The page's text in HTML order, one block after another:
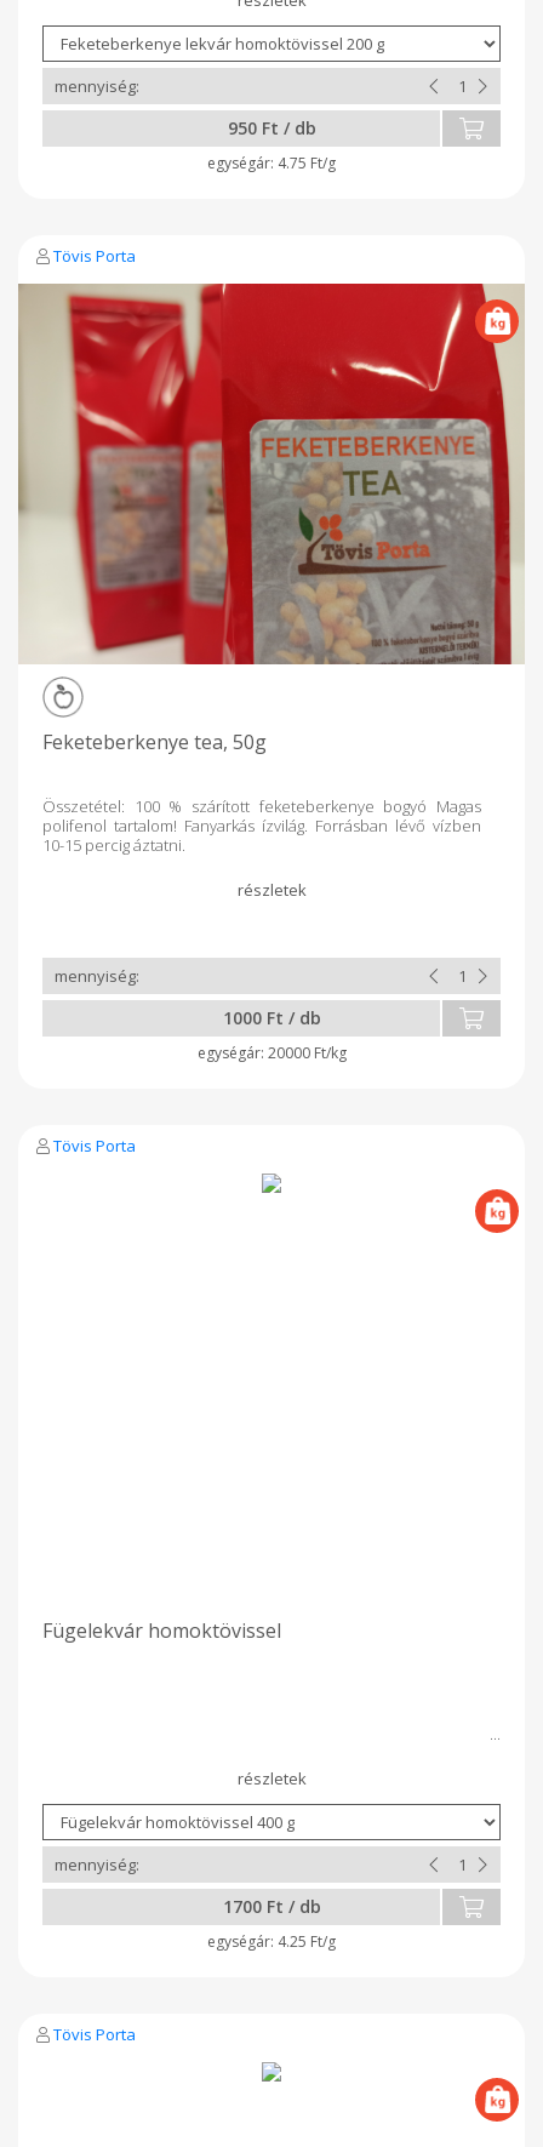
950 Ft / db
4.75 Ft/g
Tövis Porta
Feketeberkenye tea, 50g
Összetétel: 100 % szárított feketeberkenye bogyó Magas
polifenol tartalom! Fanyarkás ízvilág. Forrásban lévő vízben
10-15 percig áztatni.
1000 Ft / db
20000 Ft/kg
Tövis Porta
Fügelekvár homoktövissel
1700 Ft / db
4.25 Ft/g
Tövis Porta